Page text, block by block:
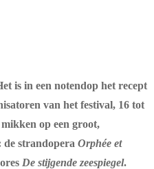
is in een notendop het recept
van het festival, 16 tot
op een groot,
de strandopera Orphée et
De stijgende zeespiegel.